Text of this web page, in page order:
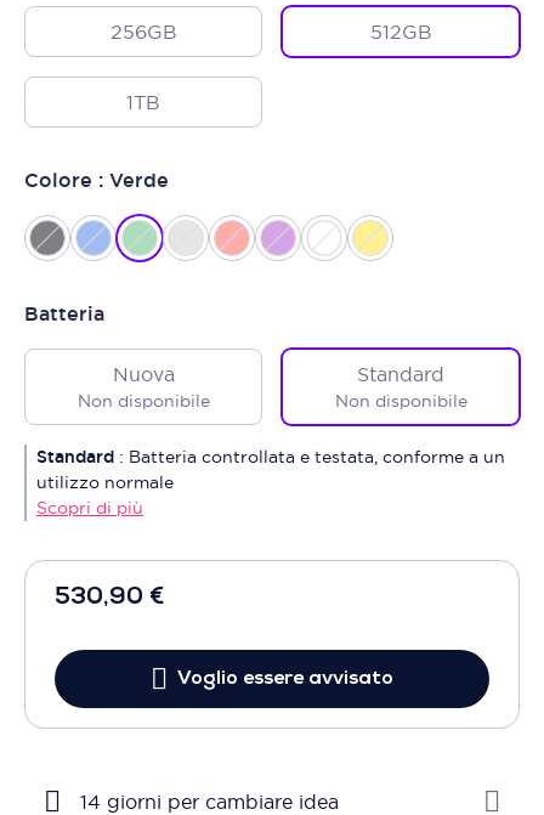
530,90 €
Voglio essere avvisato
256GB 512GB
1TB
Colore : Verde
Batteria
Nuova
Non disponibile
Standard
Non disponibile
Standard : Batteria controllata e testata, conforme a un
utilizzo normale
Scopri di più
14 giorni per cambiare idea